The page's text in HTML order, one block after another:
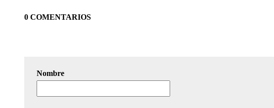
0 COMENTARIOS
Nombre